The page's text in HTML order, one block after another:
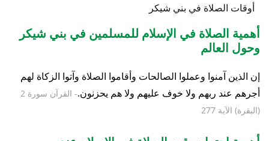
أوقات الصلاة في بني شيكر
أهمية الصلاة في الإسلام للمسلمين في بني شيكر
وحول العالم
إن الذين آمنوا وعملوا الصالحات وأقاموا الصلاة وآتوا الزكاة لهم
أجرهم عند ربهم ولا خوف عليهم ولا هم يحزنون.
- القرآن سورة 2
(البقرة) الآية 277